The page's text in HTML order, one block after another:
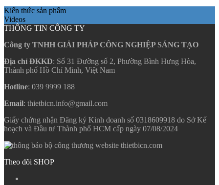
Kiến thức sản phẩm
Videos
THÔNG TIN CÔNG TY
Công ty TNHH GIẢI PHÁP CÔNG NGHIỆP SÁNG TẠO
Địa chỉ ĐKKD: Số 31 Đường số 2, Phường Bình Hưng Hòa,
Thành phố Hồ Chí Minh, Việt Nam
Hotline: 039 9999 188
Email: thietbicn.info@gmail.com
Giấy chứng nhận Đăng ký Kinh doanh số 0318609918 do Sở Kế
hoạch và Đầu tư Thành phố HCM cấp ngày 07/08/2024
Theo dõi SHOP